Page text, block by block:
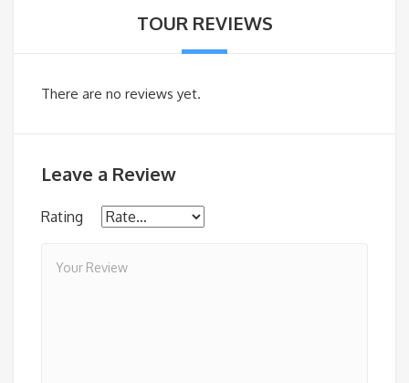
TOUR REVIEWS
There are no reviews yet.
Leave a Review
Rating